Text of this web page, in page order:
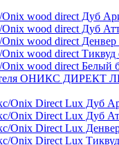
wood direct Дуб
wood direct Дуб
wood direct Денвер
wood direct Тиквуд
wood direct Белый
ОНИКС ДИРЕКТ
Onix Direct Lux Дуб
Onix Direct Lux Дуб
Onix Direct Lux
Onix Direct Lux